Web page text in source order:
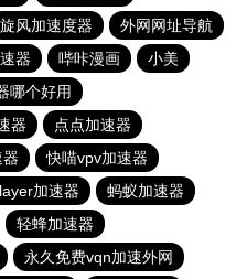
旋风加速度器
外网网址导航
器 哔咔漫画
小美
哪个好用
器
点点加速器
快喵vpv加速器
加速器
蚂蚁加速器
轻蜂加速器
永久免费vqn加速外网